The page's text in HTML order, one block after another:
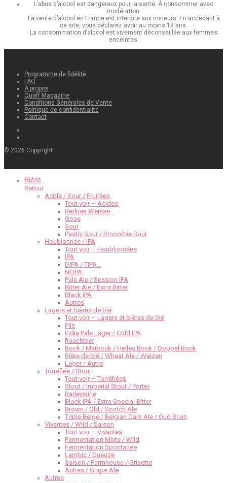
L’abus d’alcool est dangereux pour la santé. À consommer avec
modération.
La vente d’alcool en France est interdite aux mineurs. En accédant à
ce site, vous déclarez avoir au moins 18 ans.
La consommation d’alcool est vivement déconseillée aux femmes
enceintes.
Programme de fidélité
FAQ
À propos
Quaff Magazine
Conditions Générales de Vente
Politique de confidentialité
Contact
© 2026 Copyright
Bière
Retour
Acide / Sour / Fruitées
Tout voir – Acides
Berliner Weisse
Gose
Sour
Pastry Sour / Smoothie Sour
Houblonnée / IPA
Tout voir – Houblonnées
IPA
DIPA / TIPA…
NEIPA
Pale Ale / Session IPA
Bitter Ale / Extra Bitter
Black IPA
Autres
Lagers et bières de blé
Tout voir – Lagers et bières de blé
Pils
India Pale Lager / Cold IPA
Rauchbier
Bock / Maibock / Helles Bock / Doppel Bock
Bière de blé / Wheat Ale / Weizen
Lager / Autre
Torréfiée / Stout
Tout voir – Torréfiées
Stout / Imperial Stout / Porter
Barleywine
Black IPA / Extra Special Bitter
Brown / Old / Scotch Ale
Triple Belge / Belgian Dark Ale / Oud Bruin
Vivantes / Wild / Saison
Tout voir – Vivantes
Fermentation Mixte / Wild
Fermentation Spontanée
Lambic / Gueuze
Saison / Farmhouse / Grisette
Autres / Grape Ale
Autres